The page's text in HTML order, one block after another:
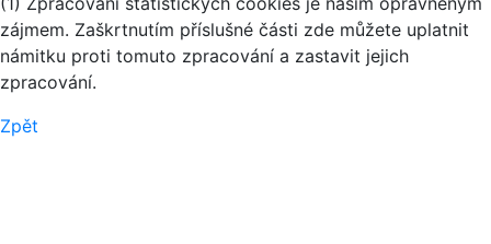
zájmem. Zaškrtnutím příslušné části zde můžete uplatnit
námitku proti tomuto zpracování a zastavit jejich
zpracování.
Zpět